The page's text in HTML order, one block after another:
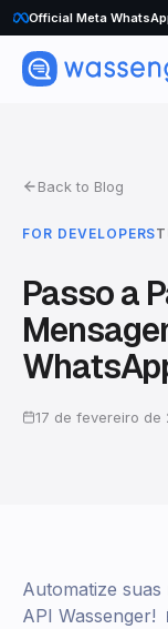
Official Meta
Back to Blog
FOR DEVELOPERS
Passo a
17 de fevereiro de
Automatize
API Wassenger!